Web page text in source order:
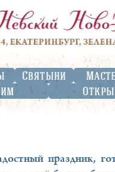
Святыни
праздник,